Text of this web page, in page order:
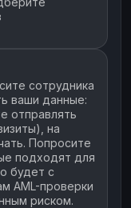
сотрудника
ваши данные:
отправлять
на
Попросите
подходят для
будет с
AML-проверки
риском.